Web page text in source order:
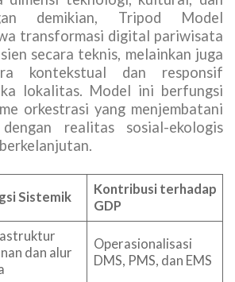
demikian, Tripod Model
transformasi digital pariwisata
secara teknis, melainkan juga
kontekstual dan responsif
lokalitas. Model ini berfungsi
orkestrasi yang menjembatani
realitas sosial-ekologis
Sistemik
Kontribusi terhadap
GDP
dan alur
Operasionalisasi
DMS, PMS, dan EMS